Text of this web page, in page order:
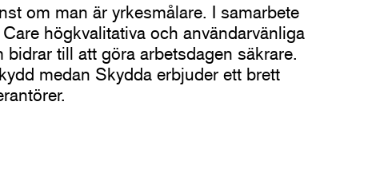
om man är yrkesmålare. I samarbete
högkvalitativa och användarvänliga
till att göra arbetsdagen säkrare.
medan Skydda erbjuder ett brett